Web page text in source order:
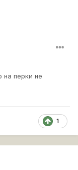
на перки не
1